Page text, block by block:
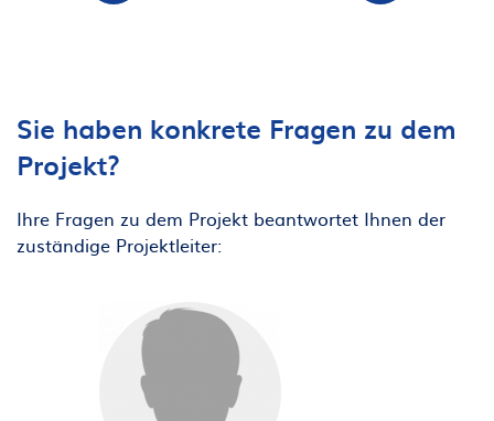
Sie haben konkrete Fragen zu dem
Projekt?
Ihre Fragen zu dem Projekt beantwortet Ihnen der
zuständige Projektleiter: